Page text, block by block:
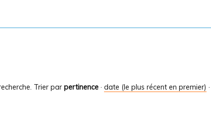
Trier par pertinence · date (le plus récent en premier) ·